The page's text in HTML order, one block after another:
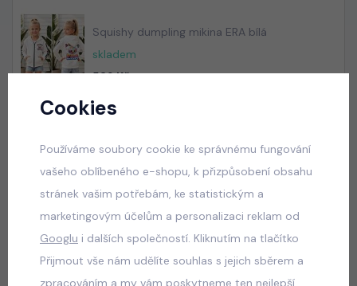
Squishy dumpling mikina ERA bílá
skladem
529 Kč
Squishy dumpling mikina ERA tmavě růžová
skladem
529 Kč
Squishy dumpling soft velur souprava černá
Cookies
Používáme soubory cookie ke správnému fungování
vašeho oblíbeného e-shopu, k přizpůsobení obsahu
stránek vašim potřebám, ke statistickým a
marketingovým účelům a personalizaci reklam od
Googlu i dalších společností. Kliknutím na tlačítko
Přijmout vše nám udělíte souhlas s jejich sběrem a
zpracováním a my vám poskytneme ten nejlepší